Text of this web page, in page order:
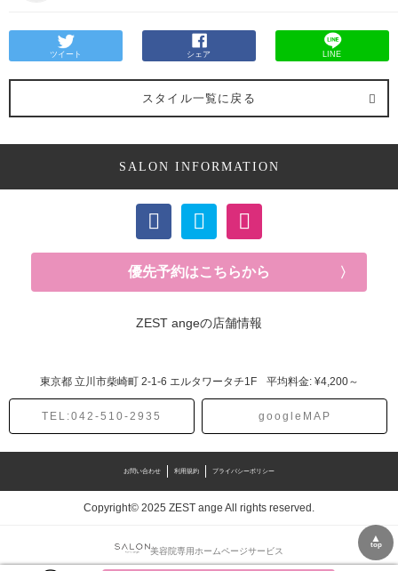
ツイート シェア LINE
スタイル一覧に戻る
SALON INFORMATION
優先予約はこちらから
ZEST angeの店舗情報
東京都 立川市柴崎町 2-1-6 エルタワータチ1F 平均料金: ¥4,200～
TEL:042-510-2935 googleMAP
お問い合わせ 利用規約 プライバシーポリシー
Copyright© 2025 ZEST ange All rights reserved.
美容院専用ホームページサービス
▲
top